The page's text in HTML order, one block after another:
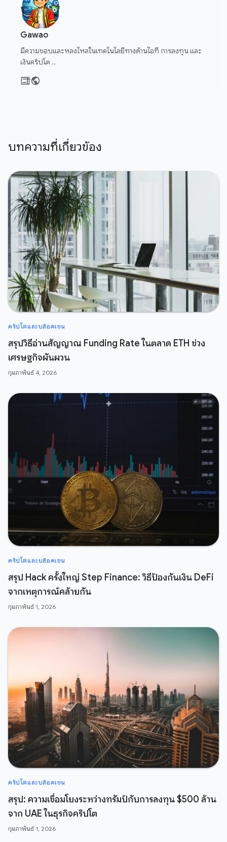
Gawao
มีความชอบและหลงไหลในเทคโนโลยีทางด้านไอที การลงทุน และ
เงินคริปโต ..
บทความที่เกี่ยวข้อง
คริปโตและบล๊อคเชน
สรุปวิธีอ่านสัญญาณ Funding Rate ในตลาด ETH ช่วง
เศรษฐกิจผันผวน
กุมภาพันธ์ 4, 2026
คริปโตและบล๊อคเชน
สรุป Hack ครั้งใหญ่ Step Finance: วิธีป้องกันเงิน DeFi
จากเหตุการณ์คล้ายกัน
กุมภาพันธ์ 1, 2026
คริปโตและบล๊อคเชน
สรุป: ความเชื่อมโยงระหว่างทรัมป์กับการลงทุน $500 ล้าน
จาก UAE ในธุรกิจคริปโต
กุมภาพันธ์ 1, 2026